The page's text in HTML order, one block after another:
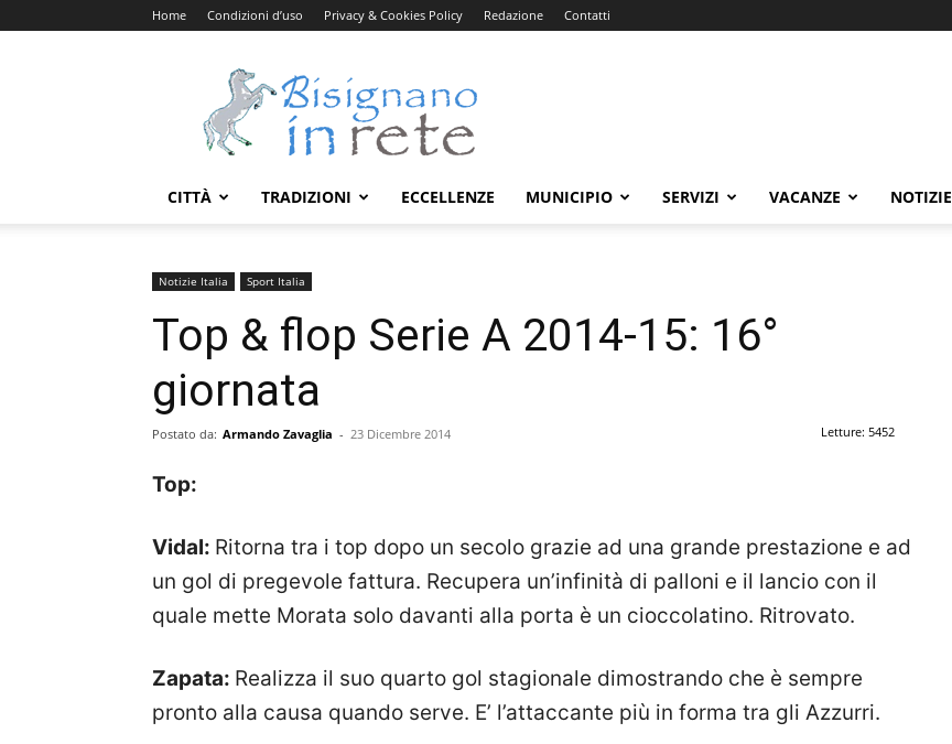
Home Condizioni d’uso Privacy & Cookies Policy Redazione Contatti
Bisignanoinrete.com
CITTÀ TRADIZIONI ECCELLENZE MUNICIPIO SERVIZI VACANZE NOTIZIE
Notizie Italia Sport Italia
Top & flop Serie A 2014-15: 16°
giornata
Postato da: Armando Zavaglia - 23 Dicembre 2014 Letture: 5452
Top:
Vidal: Ritorna tra i top dopo un secolo grazie ad una grande prestazione e ad
un gol di pregevole fattura. Recupera un’infinità di palloni e il lancio con il
quale mette Morata solo davanti alla porta è un cioccolatino. Ritrovato.
Zapata: Realizza il suo quarto gol stagionale dimostrando che è sempre
pronto alla causa quando serve. E’ l’attaccante più in forma tra gli Azzurri.